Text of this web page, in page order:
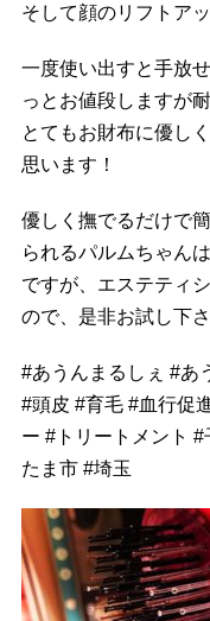
そして顔のリフトア
一度使い出すと手放
っとお値段しますが
とてもお財布に優し
思います！
優しく撫でるだけで
られるパルムちゃん
ですが、エステティ
ので、是非お試し下
#あうんまるしぇ #あ
#頭皮 #育毛 #血行促
ー # トリートメント #
たま市 #埼玉